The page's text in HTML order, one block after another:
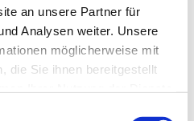
an unsere Partner für
Analysen weiter. Unsere
möglicherweise mit
die Sie ihnen bereitgestellt